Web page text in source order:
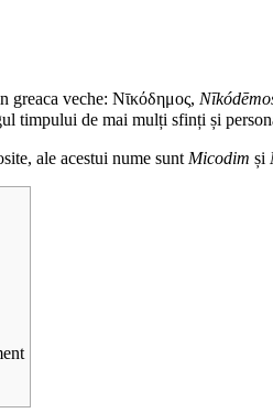
greaca veche: Νῑκόδημος,
timpului de mai mulți sfinți și
ale acestui nume sunt Micodim și